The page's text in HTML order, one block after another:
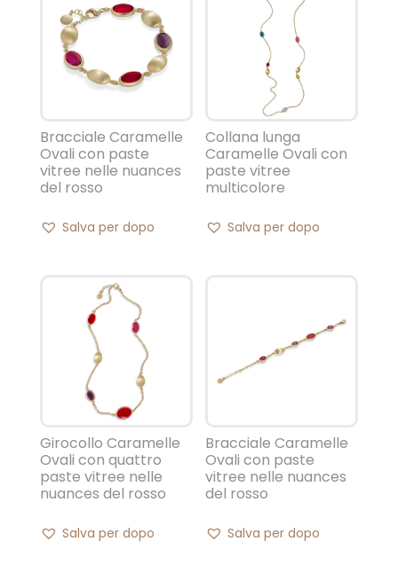
Bracciale Caramelle
Ovali con paste
vitree nelle nuances
del rosso
Salva per dopo
Collana lunga
Caramelle Ovali con
paste vitree
multicolore
Salva per dopo
Girocollo Caramelle
Ovali con quattro
paste vitree nelle
nuances del rosso
Salva per dopo
Bracciale Caramelle
Ovali con paste
vitree nelle nuances
del rosso
Salva per dopo